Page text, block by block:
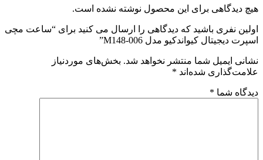
هیچ دیدگاهی برای این محصول نوشته نشده است.
اولین نفری باشید که دیدگاهی را ارسال می کنید برای “ساعت مچی
اسپرت دیجیتال کیواندکیو مدل M148-006”
نشانی ایمیل شما منتشر نخواهد شد. بخش‌های موردنیاز
علامت‌گذاری شده‌اند *
دیدگاه شما *